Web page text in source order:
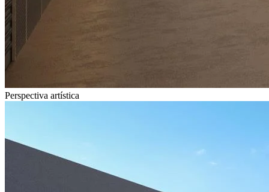
Perspectiva artística